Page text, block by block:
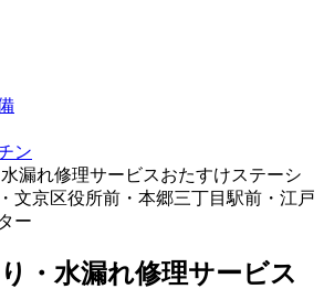
ン
漏れ修理サービスおたすけステーシ
文京区役所前・本郷三丁目駅前・江戸
ー
・水漏れ修理サービス